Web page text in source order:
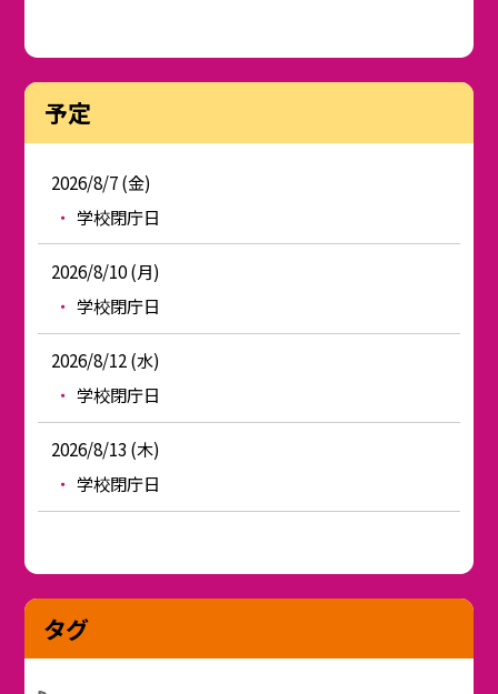
予定
2026/8/7 (金)
学校閉庁日
2026/8/10 (月)
学校閉庁日
2026/8/12 (水)
学校閉庁日
2026/8/13 (木)
学校閉庁日
タグ